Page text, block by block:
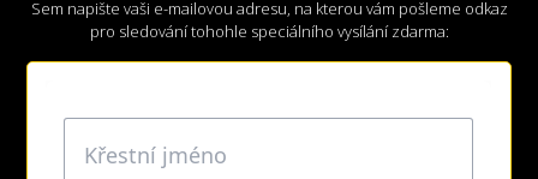
Sem napište vaši e-mailovou adresu, na kterou vám pošleme odkaz
pro sledování tohohle speciálního vysílání zdarma: